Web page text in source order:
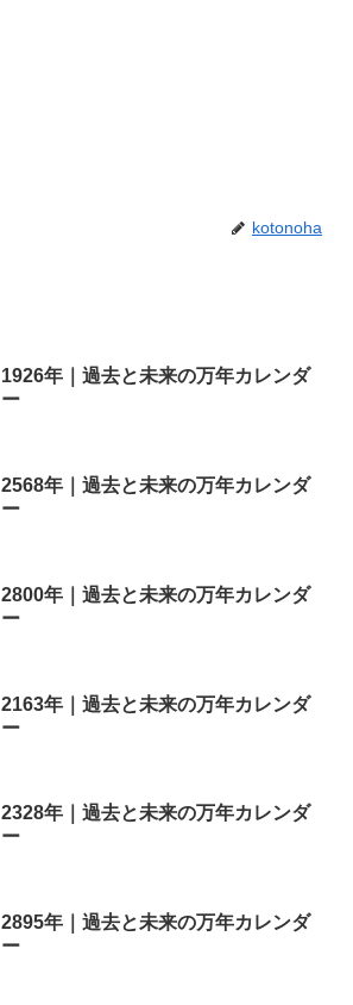
kotonoha
1926年｜過去と未来の万年カレンダ
ー
2568年｜過去と未来の万年カレンダ
ー
2800年｜過去と未来の万年カレンダ
ー
2163年｜過去と未来の万年カレンダ
ー
2328年｜過去と未来の万年カレンダ
ー
2895年｜過去と未来の万年カレンダ
ー